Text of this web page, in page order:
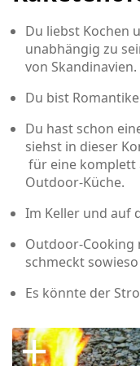
Du liebst Kochen
unabhängig zu
von Skandinavien.
Du bist
Du hast schon
siehst in dieser
für eine
Outdoor-Küche.
Im Keller und auf
Outdoor-Cooking
schmeckt sowieso
Es könnte der